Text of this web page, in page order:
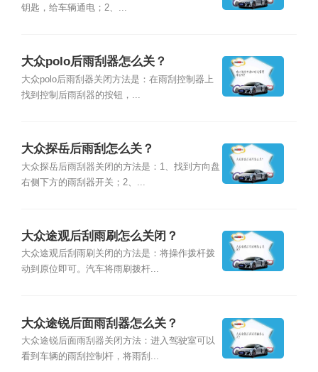
钥匙，给车辆通电；2、...
大众polo后雨刮器怎么关？
大众polo后雨刮器关闭方法是：在雨刮控制器上
找到控制后雨刮器的按钮，...
大众探岳后雨刮怎么关？
大众探岳后雨刮器关闭的方法是：1、找到方向盘
右侧下方的雨刮器开关；2、...
大众途观后刮雨刷怎么关闭？
大众途观后刮雨刷关闭的方法是：将操作拨杆拨
动到原位即可。汽车将雨刷拨杆...
大众途锐后面雨刮器怎么关？
大众途锐后面雨刮器关闭方法：进入驾驶室可以
看到车辆的雨刮控制杆，将雨刮...